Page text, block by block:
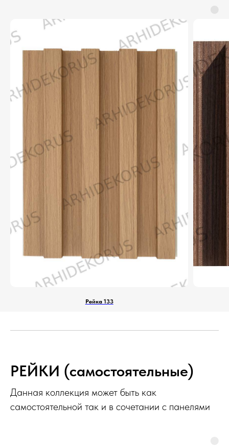
Рейка 133
РЕЙКИ (самостоятельные)
Данная коллекция может быть как
самостоятельной так и в сочетании с панелями